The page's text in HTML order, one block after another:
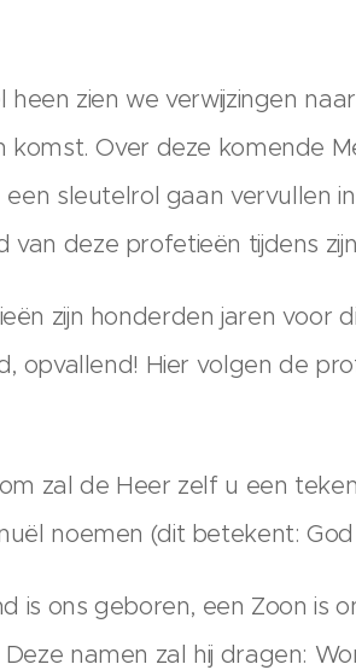
heen zien we verwijzingen
komst. Over deze komende
een sleutelrol gaan vervullen
van deze profetieën tijdens
zijn honderden jaren voor
opvallend! Hier volgen de
zal de Heer zelf u een
noemen (dit betekent:
is ons geboren, een Zoon is
namen zal hij dragen: